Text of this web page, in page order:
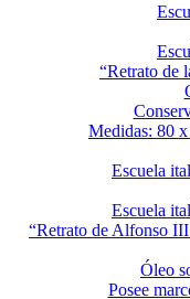
“Retrato de
Medidas: 80
Escuela
Escuela
“Retrato de Alfonso
Óleo
Posee